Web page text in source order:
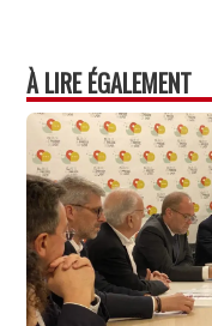
À LIRE ÉGALEMENT